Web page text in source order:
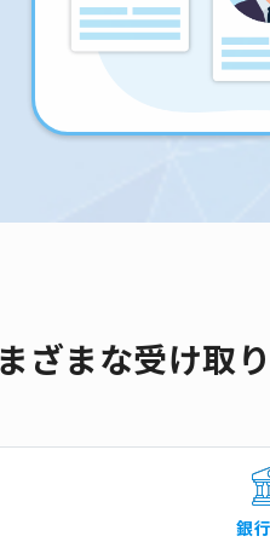
ざまな受け取
銀